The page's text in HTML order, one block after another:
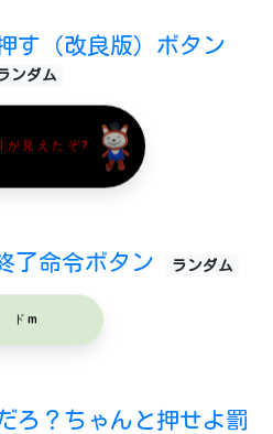
す（改良版）ボタン
ンダム
が見えたぞ?
了命令ボタン ランダム
ドm
ろ？ちゃんと押せよ罰